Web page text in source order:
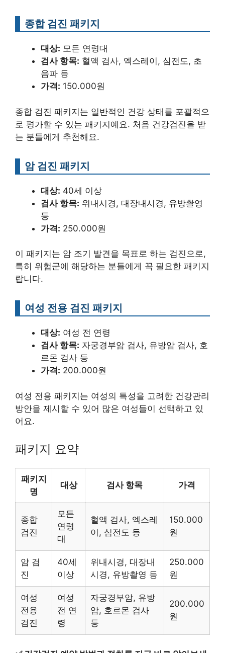
종합 검진 패키지
대상: 모든 연령대
검사 항목: 혈액 검사, 엑스레이, 심전도, 초
음파 등
가격: 150.000원
종합 검진 패키지는 일반적인 건강 상태를 포괄적으
로 평가할 수 있는 패키지예요. 처음 건강검진을 받
는 분들에게 추천해요.
암 검진 패키지
대상: 40세 이상
검사 항목: 위내시경, 대장내시경, 유방촬영
등
가격: 250.000원
이 패키지는 암 조기 발견을 목표로 하는 검진으로,
특히 위험군에 해당하는 분들에게 꼭 필요한 패키지
랍니다.
여성 전용 검진 패키지
대상: 여성 전 연령
검사 항목: 자궁경부암 검사, 유방암 검사, 호
르몬 검사 등
가격: 200.000원
여성 전용 패키지는 여성의 특성을 고려한 건강관리
방안을 제시할 수 있어 많은 여성들이 선택하고 있
어요.
패키지 요약
패키지
명
대상 검사 항목 가격
종합
검진
모든
연령
대
혈액 검사, 엑스레
이, 심전도 등
150.000
원
암 검
진
40세
이상
위내시경, 대장내
시경, 유방촬영 등
250.000
원
여성
전용
검진
여성
전 연
령
자궁경부암, 유방
암, 호르몬 검사
등
200.000
원